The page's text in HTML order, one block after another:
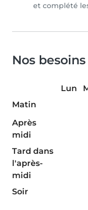
et complété
Nos
Lun
Matin
Après
midi
Tard dans
l'après-
midi
Soir